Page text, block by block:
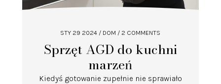
Sprzęt AGD do kuchni
marzeń
STY 29 2024 / DOM / 2 COMMENTS
Kiedyś gotowanie zupełnie nie sprawiało